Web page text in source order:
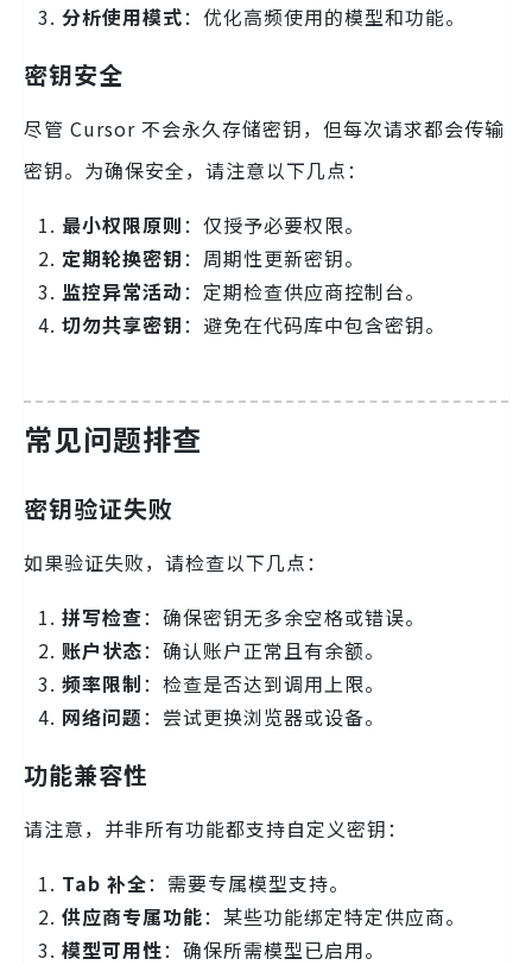
分析使用模式：优化高频使用的模型和功能。
密钥安全
尽管 Cursor 不会永久存储密钥，但每次请求都会传输
密钥。为确保安全，请注意以下几点：
最小权限原则：仅授予必要权限。
定期轮换密钥：周期性更新密钥。
监控异常活动：定期检查供应商控制台。
切勿共享密钥：避免在代码库中包含密钥。
常见问题排查
密钥验证失败
如果验证失败，请检查以下几点：
拼写检查：确保密钥无多余空格或错误。
账户状态：确认账户正常且有余额。
频率限制：检查是否达到调用上限。
网络问题：尝试更换浏览器或设备。
功能兼容性
请注意，并非所有功能都支持自定义密钥：
Tab 补全：需要专属模型支持。
供应商专属功能：某些功能绑定特定供应商。
模型可用性：确保所需模型已启用。